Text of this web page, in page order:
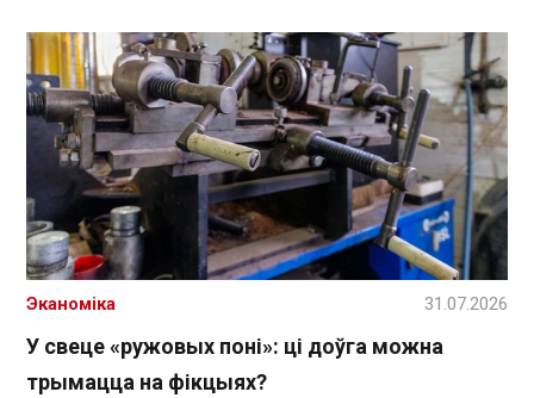
У свеце «ружовых поні»: ці доўга можна
трымацца на фікцыях?
Эканоміка 31.07.2026